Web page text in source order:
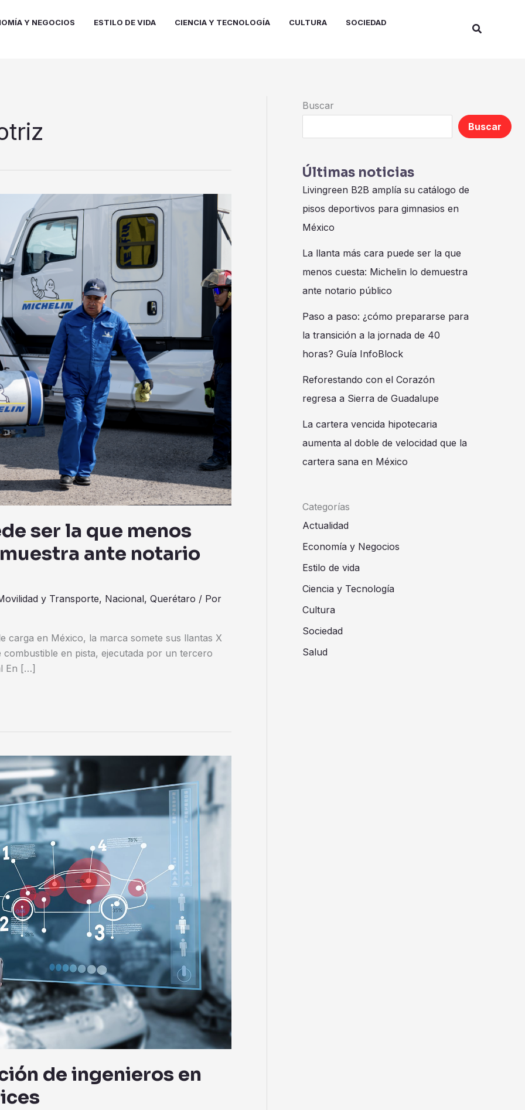
Y NEGOCIOS ESTILO DE VIDA CIENCIA Y TECNOLOGÍA CULTURA
SOCIEDAD
Buscar
ser la que menos
ante notario
y Transporte, Nacional, Querétaro / Por
carga en México, la marca somete sus llantas X
en pista, ejecutada por un tercero
En […]
de ingenieros en
Buscar
Buscar
Últimas noticias
Livingreen B2B amplía su catálogo de
pisos deportivos para gimnasios en
México
La llanta más cara puede ser la que
menos cuesta: Michelin lo demuestra
ante notario público
Paso a paso: ¿cómo prepararse para
la transición a la jornada de 40
horas? Guía InfoBlock
Reforestando con el Corazón
regresa a Sierra de Guadalupe
La cartera vencida hipotecaria
aumenta al doble de velocidad que la
cartera sana en México
Categorías
Actualidad
Economía y Negocios
Estilo de vida
Ciencia y Tecnología
Cultura
Sociedad
Salud